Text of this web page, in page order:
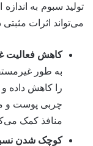
تولید سبوم به
می‌تواند اثرات
کاهش فعالیت
به طور
را کاهش داده و
چربی پوست و
منافذ کمک
کوچک شدن